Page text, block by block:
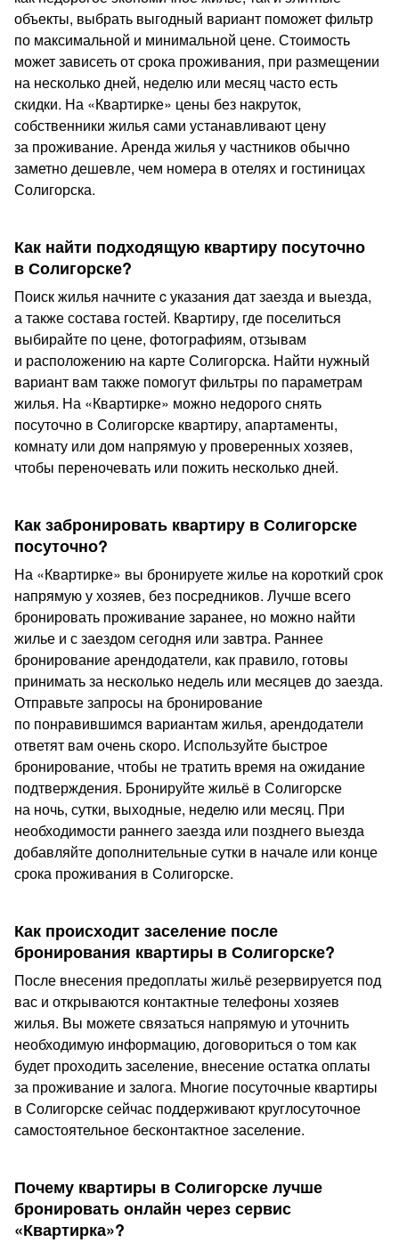
объекты, выбрать выгодный вариант поможет фильтр
по максимальной и минимальной цене. Стоимость
может зависеть от срока проживания, при размещении
на несколько дней, неделю или месяц часто есть
скидки. На «Квартирке» цены без накруток,
собственники жилья сами устанавливают цену
за проживание. Аренда жилья у частников обычно
заметно дешевле, чем номера в отелях и гостиницах
Солигорска.
Как найти подходящую квартиру посуточно
в Солигорске?
Поиск жилья начните c указания дат заезда и выезда,
а также состава гостей. Квартиру, где поселиться
выбирайте по цене, фотографиям, отзывам
и расположению на карте Солигорска. Найти нужный
вариант вам также помогут фильтры по параметрам
жилья. На «Квартирке» можно недорого снять
посуточно в Солигорске квартиру, апартаменты,
комнату или дом напрямую у проверенных хозяев,
чтобы переночевать или пожить несколько дней.
Как забронировать квартиру в Солигорске
посуточно?
На «Квартирке» вы бронируете жилье на короткий срок
напрямую у хозяев, без посредников. Лучше всего
бронировать проживание заранее, но можно найти
жилье и с заездом сегодня или завтра. Раннее
бронирование арендодатели, как правило, готовы
принимать за несколько недель или месяцев до заезда.
Отправьте запросы на бронирование
по понравившимся вариантам жилья, арендодатели
ответят вам очень скоро. Используйте быстрое
бронирование, чтобы не тратить время на ожидание
подтверждения. Бронируйте жильё в Солигорске
на ночь, сутки, выходные, неделю или месяц. При
необходимости раннего заезда или позднего выезда
добавляйте дополнительные сутки в начале или конце
срока проживания в Солигорске.
Как происходит заселение после
бронирования квартиры в Солигорске?
После внесения предоплаты жильё резервируется под
вас и открываются контактные телефоны хозяев
жилья. Вы можете связаться напрямую и уточнить
необходимую информацию, договориться о том как
будет проходить заселение, внесение остатка оплаты
за проживание и залога. Многие посуточные квартиры
в Солигорске сейчас поддерживают круглосуточное
самостоятельное бесконтактное заселение.
Почему квартиры в Солигорске лучше
бронировать онлайн через сервис
«Квартирка»?